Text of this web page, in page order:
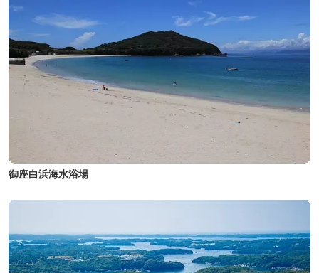
御座白浜海水浴場